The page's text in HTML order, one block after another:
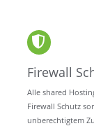
Firewall
Alle shared
Firewall Schutz
unberechtigtem